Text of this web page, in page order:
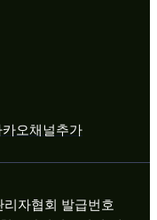
카오채널추가
자협회 발급번호